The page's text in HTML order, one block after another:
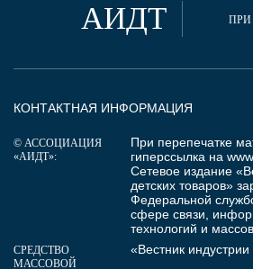
АИДТ ПРИ
КОНТАКТНАЯ ИНФОРМАЦИЯ
© АССОЦИАЦИЯ
«АИДТ»:
При перепечатке
гиперссылка на
Сетевое издание
детских товаров»
Федеральной
сфере связи,
технологий и
СРЕДСТВО
МАССОВОЙ
«Вестник индустрии